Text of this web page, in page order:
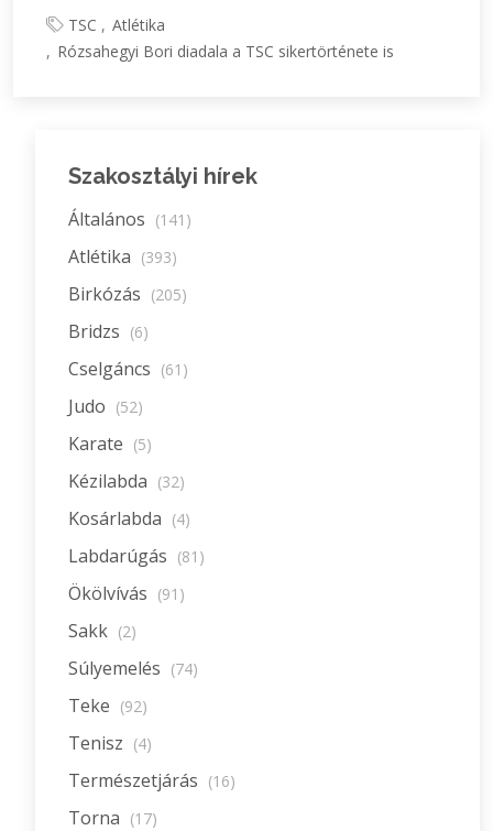
TSC
Atlétika
Rózsahegyi Bori diadala a TSC sikertörténete is
Szakosztályi hírek
Általános (141)
Atlétika (393)
Birkózás (205)
Bridzs (6)
Cselgáncs (61)
Judo (52)
Karate (5)
Kézilabda (32)
Kosárlabda (4)
Labdarúgás (81)
Ökölvívás (91)
Sakk (2)
Súlyemelés (74)
Teke (92)
Tenisz (4)
Természetjárás (16)
Torna (17)